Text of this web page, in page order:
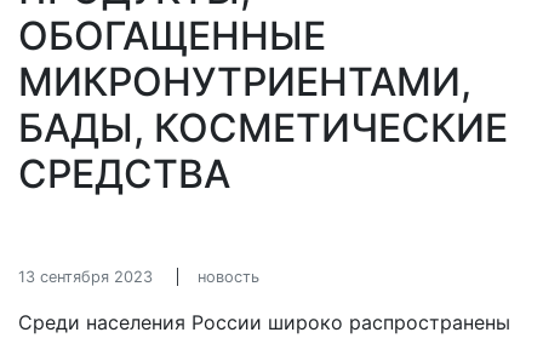
ОБОГАЩЕННЫЕ
МИКРОНУТРИЕНТАМИ,
БАДЫ, КОСМЕТИЧЕСКИЕ
СРЕДСТВА
13 сентября 2023 новость
Среди населения России широко распространены